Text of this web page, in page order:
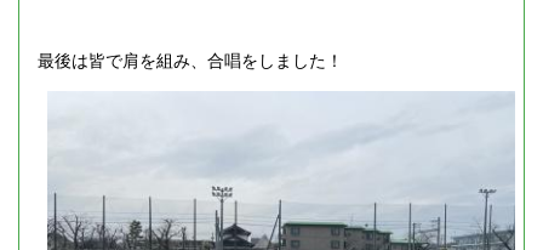
最後は皆で肩を組み、合唱をしました！